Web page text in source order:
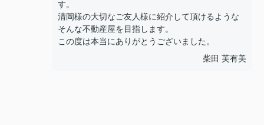
す。
清岡様の大切なご友人様に紹介して頂けるような
そんな不動産屋を目指します。
この度は本当にありがとうございました。
柴田 芙有美